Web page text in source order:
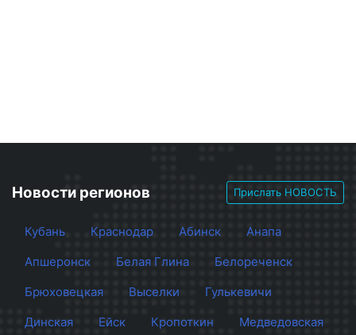
Новости регионов Прислать НОВОСТЬ
Кубань Краснодар Абинск
Анапа
Апшеронск
Белая Глина
Белореченск
Брюховецкая
Выселки
Гулькевичи
Динская
Ейск Кропоткин
Медведовская